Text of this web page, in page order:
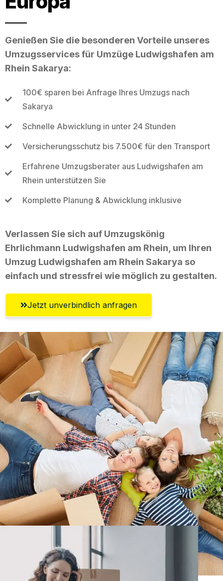
Genießen Sie die besonderen Vorteile unseres
Umzugsservices für Umzüge Ludwigshafen am
Rhein Sakarya:
100€ sparen bei Anfrage Ihres Umzugs nach
Sakarya
Schnelle Abwicklung in unter 24 Stunden
Versicherungsschutz bis 7.500€ für den Transport
Erfahrene Umzugsberater aus Ludwigshafen am
Rhein unterstützen Sie
Komplette Planung & Abwicklung inklusive
Verlassen Sie sich auf Umzugskönig
Ehrlichmann Ludwigshafen am Rhein, um Ihren
Umzug Ludwigshafen am Rhein Sakarya so
einfach und stressfrei wie möglich zu gestalten.
Jetzt unverbindlich anfragen